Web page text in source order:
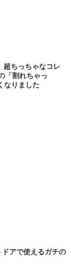
超ちっちゃなコレ
「割れちゃっ
なりました
ドアで使えるガチの